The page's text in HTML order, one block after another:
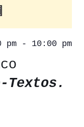
pm- 10:00 pm